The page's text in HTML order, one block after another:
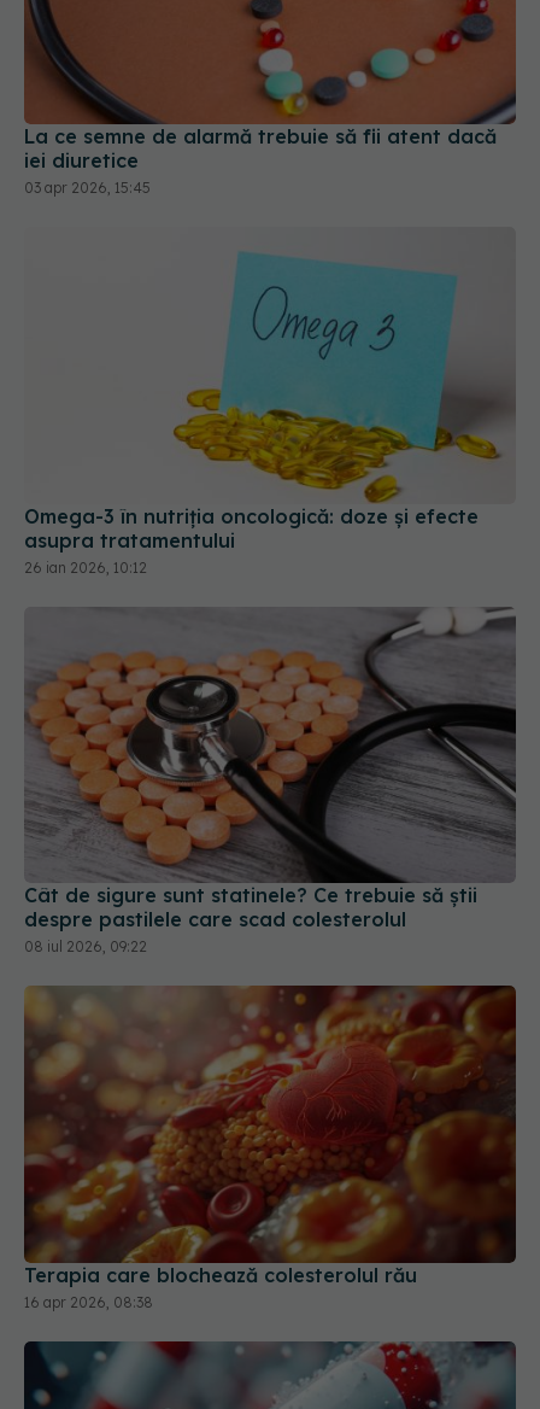
La ce semne de alarmă trebuie să fii atent dacă
iei diuretice
03 apr 2026, 15:45
Omega-3 în nutriția oncologică: doze și efecte
asupra tratamentului
26 ian 2026, 10:12
Cât de sigure sunt statinele? Ce trebuie să știi
despre pastilele care scad colesterolul
08 iul 2026, 09:22
Terapia care blochează colesterolul rău
16 apr 2026, 08:38